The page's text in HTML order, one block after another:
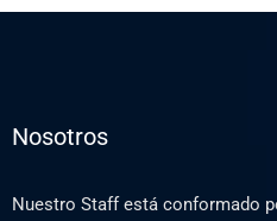
Nosotros
Nuestro Staff está conformado